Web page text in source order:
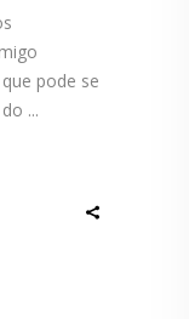
pode se